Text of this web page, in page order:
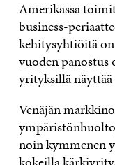
Amerikassa
business-
kehitysyhtiöitä
vuoden
yrityksillä
Venäjän
noin kymmenen